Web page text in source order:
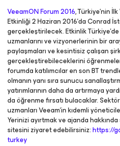
VeeamON Forum 2016, Türkiye’nin
Etkinliği 2 Haziran 2016’da Conrad
gerçekleştirilecek. Etkinlik
uzmanlarını ve vizyonerlerinin bir
paylaşmaları ve kesintisiz çalışan
gerçekleştirebileceklerini
forumda katılımcılar en son BT
olmanın yanı sıra sunucu
yatırımlarının daha da artırmaya
da öğrenme fırsatı bulacaklar.
uzmanları Veeam’in kıdemli
Yerinizi ayırtmak ve ajanda
sitesini ziyaret edebilirsiniz:https://
turkey